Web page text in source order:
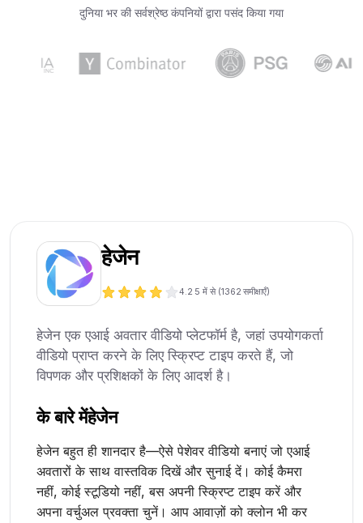
दुनिया भर की सर्वश्रेष्ठ कंपनियों द्वारा पसंद किया गया
हेजेन
4.2 5 में से (1362 समीक्षाएँ)
हेजेन एक एआई अवतार वीडियो प्लेटफॉर्म है, जहां उपयोगकर्ता
वीडियो प्राप्त करने के लिए स्क्रिप्ट टाइप करते हैं, जो
विपणक और प्रशिक्षकों के लिए आदर्श है।
के बारे मेंहेजेन
हेजेन बहुत ही शानदार है—ऐसे पेशेवर वीडियो बनाएं जो एआई
अवतारों के साथ वास्तविक दिखें और सुनाई दें। कोई कैमरा
नहीं, कोई स्टूडियो नहीं, बस अपनी स्क्रिप्ट टाइप करें और
अपना वर्चुअल प्रवक्ता चुनें। आप आवाज़ों को क्लोन भी कर